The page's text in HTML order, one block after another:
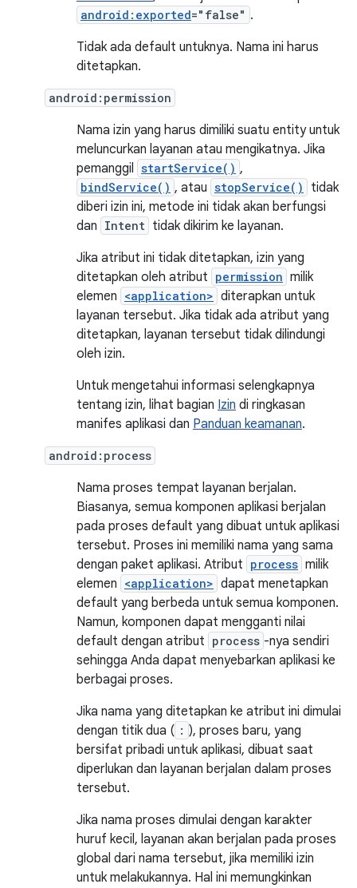
android:exported="false" .
Tidak ada default untuknya. Nama ini harus
ditetapkan.
android:permission
Nama izin yang harus dimiliki suatu entity untuk
meluncurkan layanan atau mengikatnya. Jika
pemanggil startService() ,
bindService() , atau stopService()
tidak
diberi izin ini, metode ini tidak akan berfungsi
dan Intent tidak dikirim ke layanan.
Jika atribut ini tidak ditetapkan, izin yang
ditetapkan oleh atribut permission milik
elemen <application> diterapkan untuk
layanan tersebut. Jika tidak ada atribut yang
ditetapkan, layanan tersebut tidak dilindungi
oleh izin.
Untuk mengetahui informasi selengkapnya
tentang izin, lihat bagian Izin di ringkasan
manifes aplikasi dan Panduan keamanan.
android:process
Nama proses tempat layanan berjalan.
Biasanya, semua komponen aplikasi berjalan
pada proses default yang dibuat untuk aplikasi
tersebut. Proses ini memiliki nama yang sama
dengan paket aplikasi. Atribut process milik
elemen <application> dapat menetapkan
default yang berbeda untuk semua komponen.
Namun, komponen dapat mengganti nilai
default dengan atribut process -nya sendiri
sehingga Anda dapat menyebarkan aplikasi ke
berbagai proses.
Jika nama yang ditetapkan ke atribut ini dimulai
dengan titik dua ( : ), proses baru, yang
bersifat pribadi untuk aplikasi, dibuat saat
diperlukan dan layanan berjalan dalam proses
tersebut.
Jika nama proses dimulai dengan karakter
huruf kecil, layanan akan berjalan pada proses
global dari nama tersebut, jika memiliki izin
untuk melakukannya. Hal ini memungkinkan